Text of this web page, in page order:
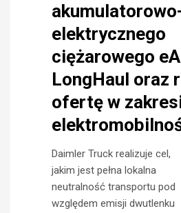
elektrycznego
ciężarowego
LongHaul oraz
ofertę w
Daimler Truck realizuje cel,
jakim jest pełna lokalna
neutralność transportu pod
względem emisji dwutlenku